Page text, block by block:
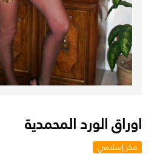
اوراق الورد المحمدية
فكر إسلامي